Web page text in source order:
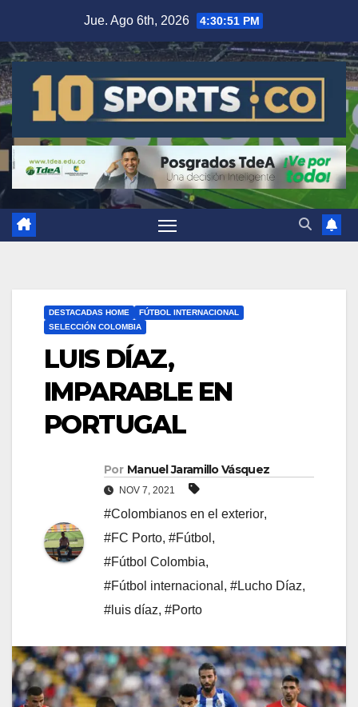
Jue. Ago 6th, 2026 4:30:52 PM
DESTACADAS HOME
FÚTBOL INTERNACIONAL
SELECCIÓN COLOMBIA
LUIS DÍAZ,
IMPARABLE EN
PORTUGAL
Por Manuel Jaramillo Vásquez
NOV 7, 2021
#Colombianos en el exterior,
#FC Porto, #Fútbol ,
#Fútbol Colombia,
#Fútbol internacional , #Lucho Díaz,
#luis díaz, #Porto